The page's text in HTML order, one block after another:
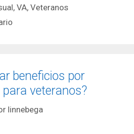
, VA, Veteranos
beneficios por
veteranos?
linnebega